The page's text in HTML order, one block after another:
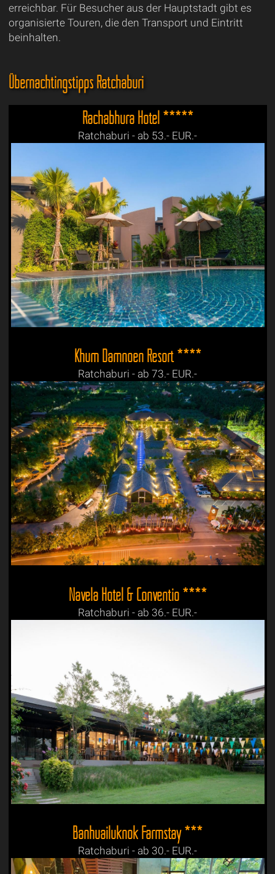
erreichbar. Für Besucher aus der Hauptstadt gibt es
organisierte Touren, die den Transport und Eintritt
beinhalten.
Übernachtingstipps Ratchaburi
Rachabhura Hotel *****
Ratchaburi - ab 53.- EUR.-
Khum Damnoen Resort ****
Ratchaburi - ab 73.- EUR.-
Navela Hotel & Conventio ****
Ratchaburi - ab 36.- EUR.-
Banhuailuknok Farmstay ***
Ratchaburi - ab 30.- EUR.-